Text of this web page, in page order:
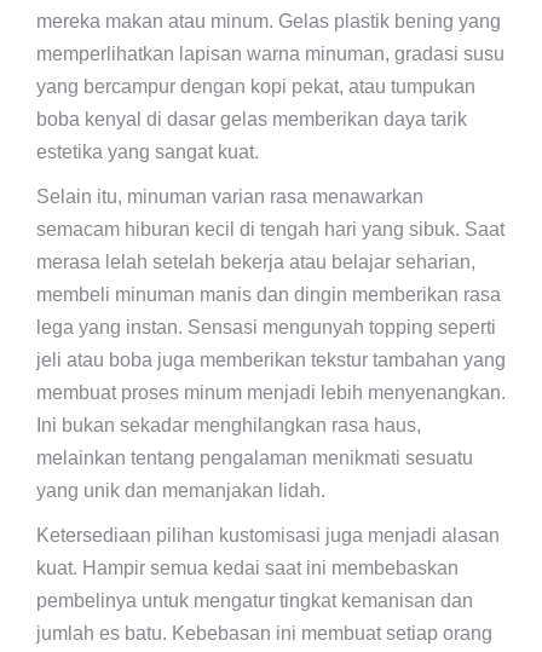
mereka makan atau minum. Gelas plastik bening yang
memperlihatkan lapisan warna minuman, gradasi susu
yang bercampur dengan kopi pekat, atau tumpukan
boba kenyal di dasar gelas memberikan daya tarik
estetika yang sangat kuat.
Selain itu, minuman varian rasa menawarkan
semacam hiburan kecil di tengah hari yang sibuk. Saat
merasa lelah setelah bekerja atau belajar seharian,
membeli minuman manis dan dingin memberikan rasa
lega yang instan. Sensasi mengunyah topping seperti
jeli atau boba juga memberikan tekstur tambahan yang
membuat proses minum menjadi lebih menyenangkan.
Ini bukan sekadar menghilangkan rasa haus,
melainkan tentang pengalaman menikmati sesuatu
yang unik dan memanjakan lidah.
Ketersediaan pilihan kustomisasi juga menjadi alasan
kuat. Hampir semua kedai saat ini membebaskan
pembelinya untuk mengatur tingkat kemanisan dan
jumlah es batu. Kebebasan ini membuat setiap orang